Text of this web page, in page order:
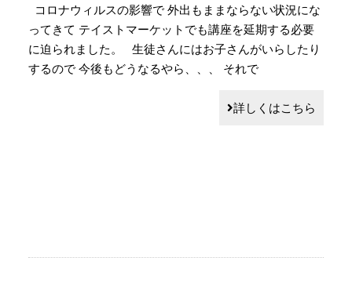
コロナウィルスの影響で 外出もままならない状況にな
ってきて テイストマーケットでも講座を延期する必要
に迫られました。 生徒さんにはお子さんがいらしたり
するので 今後もどうなるやら、、、 それで
詳しくはこちら